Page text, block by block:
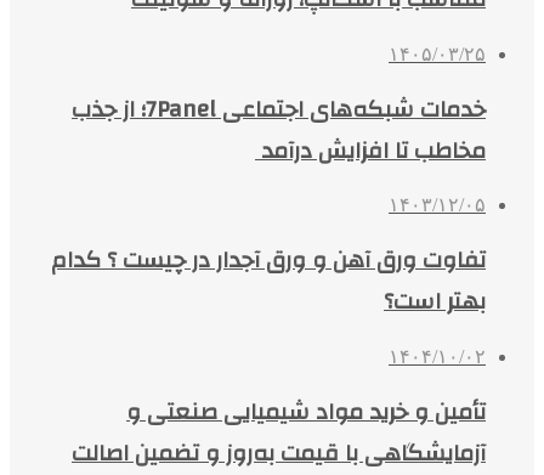
۱۴۰۵/۰۳/۲۵
خدمات شبکه‌های اجتماعی 7Panel؛ از جذب
مخاطب تا افزایش درآمد
۱۴۰۳/۱۲/۰۵
تفاوت ورق آهن و ورق آجدار در چیست ؟ کدام
بهتر است؟
۱۴۰۴/۱۰/۰۲
تأمین و خرید مواد شیمیایی صنعتی و
آزمایشگاهی با قیمت به‌روز و تضمین اصالت